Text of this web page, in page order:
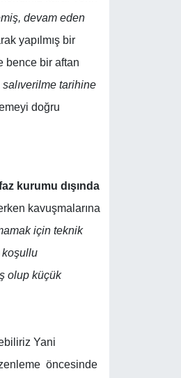
devam eden
yapılmış bir
bence bir aftan
tarihine
doğru
kurumu dışında
kavuşmalarına
için teknik
koşullu
olup küçük
Yani
öncesinde